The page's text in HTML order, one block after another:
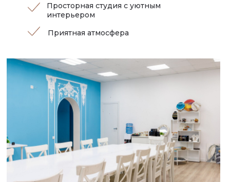
Приятная атмосфера
Просторная студия с уютным
интерьером